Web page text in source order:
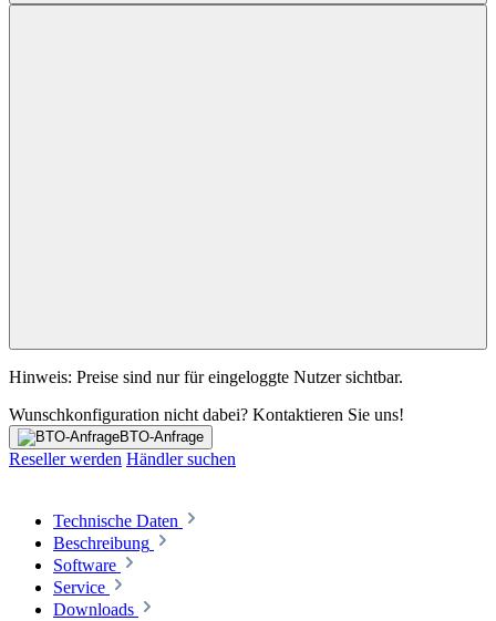
Hinweis: Preise sind nur für eingeloggte Nutzer sichtbar.
Wunschkonfiguration nicht dabei? Kontaktieren Sie uns!
BTO-Anfrage
Reseller werden Händler suchen
Technische Daten
Beschreibung
Software
Service
Downloads